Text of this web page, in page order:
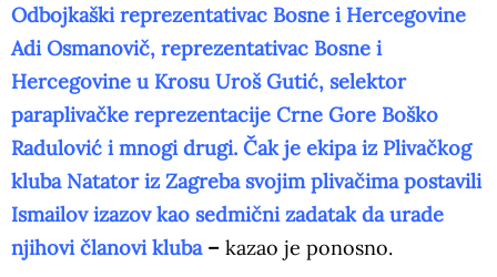
Odbojkaški reprezentativac Bosne i Hercegovine
Adi Osmanovič, reprezentativac Bosne i
Hercegovine u Krosu Uroš Gutić, selektor
paraplivačke reprezentacije Crne Gore Boško
Radulović i mnogi drugi. Čak je ekipa iz Plivačkog
kluba Natator iz Zagreba svojim plivačima postavili
Ismailov izazov kao sedmični zadatak da urade
njihovi članovi kluba– kazao je ponosno.